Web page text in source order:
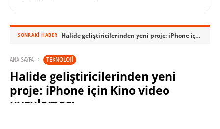
SONRAKI HABER Halide geliştiricilerinden yeni proje: iPhone için Kino video uygulaması
ANA SAYFA TEKNOLOJI
Halide geliştiricilerinden yeni
proje: iPhone için Kino video
uygulaması